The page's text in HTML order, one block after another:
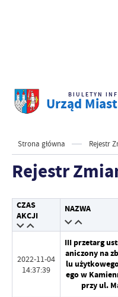
BIULETYN
Urząd
Strona główna Rejestr
Rejestr
CZAS
AKCJI
NAZWA
2022-11-04
14:37:39
III przetarg
aniczony na
lu
ego w
przy ul.